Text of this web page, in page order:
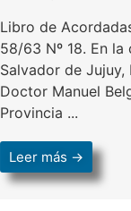
Libro de
58/63 Nº 18. En la
Salvador de
Doctor Manuel
Provincia ...
Leer más →